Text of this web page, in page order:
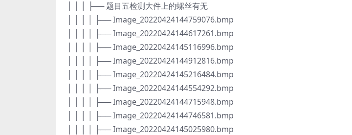
│ │ │ ├── 题目五检测大件上的螺丝有无
│ │ │ │ ├── Image_20220424144759076.bmp
│ │ │ │ ├── Image_20220424144617261.bmp
│ │ │ │ ├── Image_20220424145116996.bmp
│ │ │ │ ├── Image_20220424144912816.bmp
│ │ │ │ ├── Image_20220424145216484.bmp
│ │ │ │ ├── Image_20220424144554292.bmp
│ │ │ │ ├── Image_20220424144715948.bmp
│ │ │ │ ├── Image_20220424144746581.bmp
│ │ │ │ ├── Image_20220424145025980.bmp